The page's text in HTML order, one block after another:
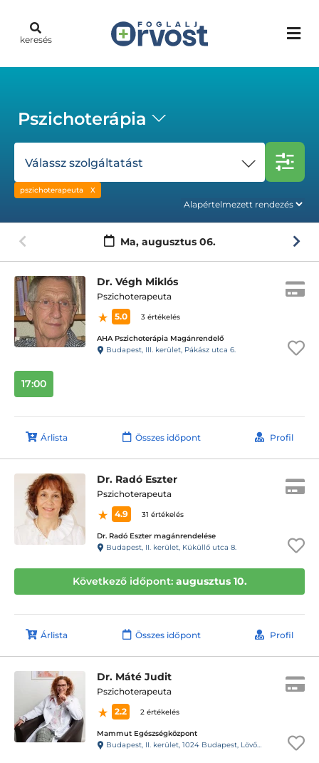
keresés
Pszichoterápia
Válassz szolgáltatást
pszichoterapeuta
Ma, augusztus 06.
Dr. Végh Miklós
Pszichoterapeuta
5.0
3 értékelés
AHA Pszichoterápia Magánrendelő
Budapest, III. kerület, Pákász utca 6.
17:00
Árlista Összes időpont Profil
Dr. Radó Eszter
Pszichoterapeuta
4.9
31 értékelés
Dr. Radó Eszter magánrendelése
Budapest, II. kerület, Küküllő utca 8.
Következő időpont: augusztus 10.
Árlista Összes időpont Profil
Dr. Máté Judit
Pszichoterapeuta
2.2
2 értékelés
Mammut Egészségközpont
Budapest, II. kerület, 1024 Budapest, Lövőház utca 1-5. Mammut II., 4. emelet